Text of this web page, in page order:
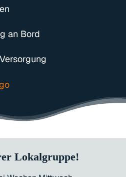
an Bord
Lokalgruppe!